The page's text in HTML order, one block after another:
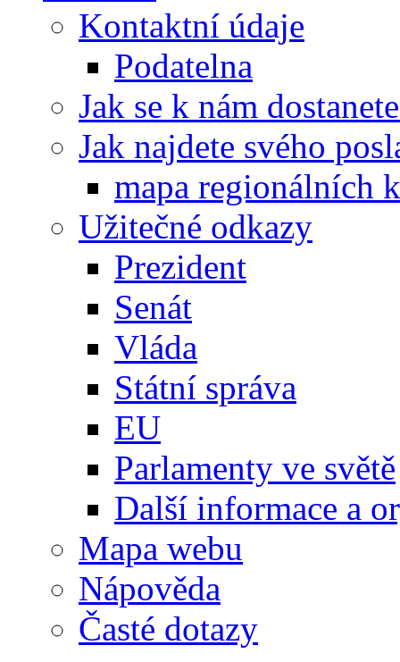
Kontaktní údaje
Podatelna
Jak se k nám
Jak najdete svého
mapa regionálních
Užitečné odkazy
Prezident
Senát
Vláda
Státní správa
EU
Parlamenty ve světě
Další informace a
Mapa webu
Nápověda
Časté dotazy